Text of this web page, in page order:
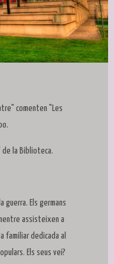
comenten "Les
de la Biblioteca.
guerra. Els germans
assisteixen a
familiar dedicada al
Els seus vei?